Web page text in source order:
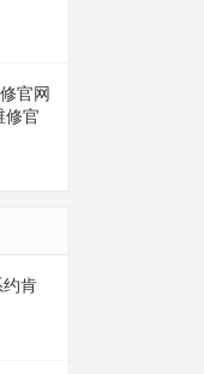
官网
修官
约肯